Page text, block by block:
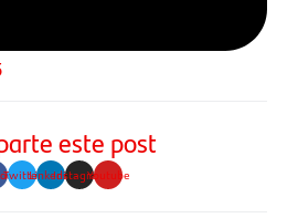
este post
TwitterLinkedinInstagramYoutube